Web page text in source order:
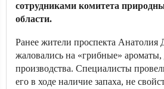
сотрудниками комитета
области.
Ранее жители проспекта Анатолия
жаловались на «грибные» ароматы,
производства. Специалисты
его в ходе наличие запаха, не